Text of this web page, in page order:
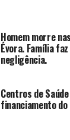
Homem morre
Évora. Família
negligência.
Centros de
financiamento do